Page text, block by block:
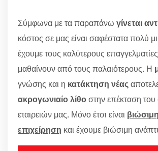
Σύμφωνα με τα παραπάνω γίνεται
κόστος σε μας είναι σαφέστατα πολύ
έχουμε τους καλύτερους επαγγελματίες
μαθαίνουν από τους παλαιότερους. Η
γνώσης και η κατάκτηση νέας
ακρογωνιαίο λίθοστην επέκταση
εταιρειών μας. Μόνο έτσι είναι
επιχείρηση και έχουμε βιώσιμη